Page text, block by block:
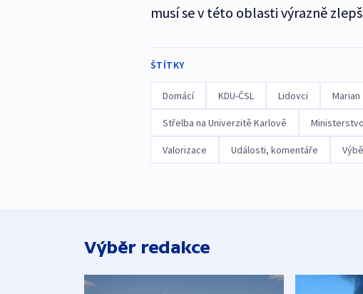
musí se v této oblasti výrazně
ŠTÍTKY
Domácí KDU-ČSL Lidovci
Střelba na Univerzitě Karlově
Valorizace Události, komentáře
Výběr redakce